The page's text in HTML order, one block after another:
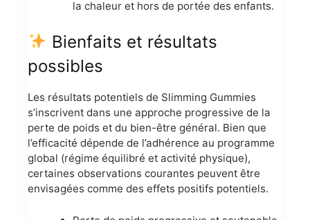
la chaleur et hors de portée des enfants.
Bienfaits et résultats
possibles
Les résultats potentiels de Slimming Gummies
s’inscrivent dans une approche progressive de la
perte de poids et du bien-être général. Bien que
l’efficacité dépende de l’adhérence au programme
global (régime équilibré et activité physique),
certaines observations courantes peuvent être
envisagées comme des effets positifs potentiels.